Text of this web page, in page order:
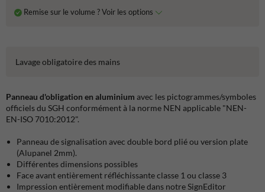
Remise sur le volume ? Voir les options
Lavage obligatoire des mains
Panneau d'obligation en aluminium avec les pictogrammes/symboles
officiels du SGH conformément à la norme NEN applicable "NEN-
EN-ISO 7010:2012".
Panneau de signalisation avec double bord plié ou version plate
(Alupanel 2mm).
Différentes dimensions possibles
Face avant entièrement réfléchissante classe 1 ou classe 3
Impression entièrement modifiable dans notre SignEditor